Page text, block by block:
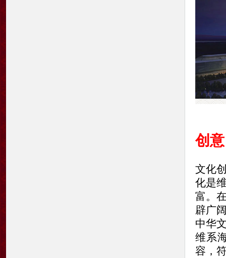
创
文化
化是
富。
辟广
中华
维系
容，